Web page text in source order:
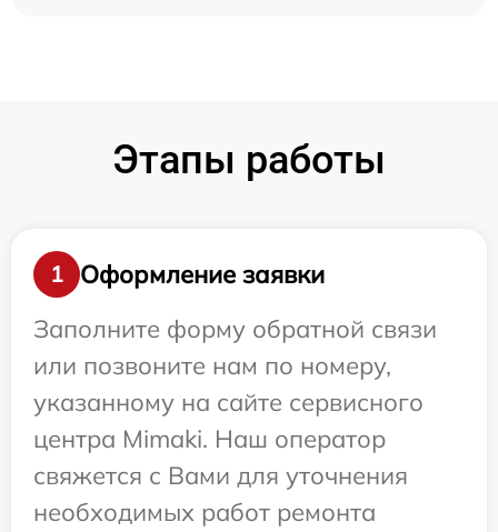
Этапы работы
1
Оформление заявки
Заполните форму обратной связи
или позвоните нам по номеру,
указанному на сайте сервисного
центра Mimaki. Наш оператор
свяжется с Вами для уточнения
необходимых работ ремонта